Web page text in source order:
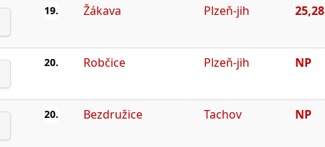
19. Žákava Plzeň-jih 25,28
20. Robčice Plzeň-jih NP
20. Bezdružice Tachov NP